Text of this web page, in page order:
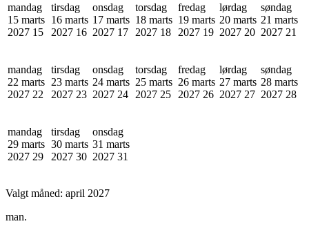
mandag
15 marts
2027 15
tirsdag
16 marts
2027 16
onsdag
17 marts
2027 17
torsdag
18 marts
2027 18
fredag
19 marts
2027 19
lørdag
20 marts
2027 20
søndag
21 marts
2027 21
mandag
22 marts
2027 22
tirsdag
23 marts
2027 23
onsdag
24 marts
2027 24
torsdag
25 marts
2027 25
fredag
26 marts
2027 26
lørdag
27 marts
2027 27
søndag
28 marts
2027 28
mandag
29 marts
2027 29
tirsdag
30 marts
2027 30
onsdag
31 marts
2027 31
Valgt måned: april 2027
man.